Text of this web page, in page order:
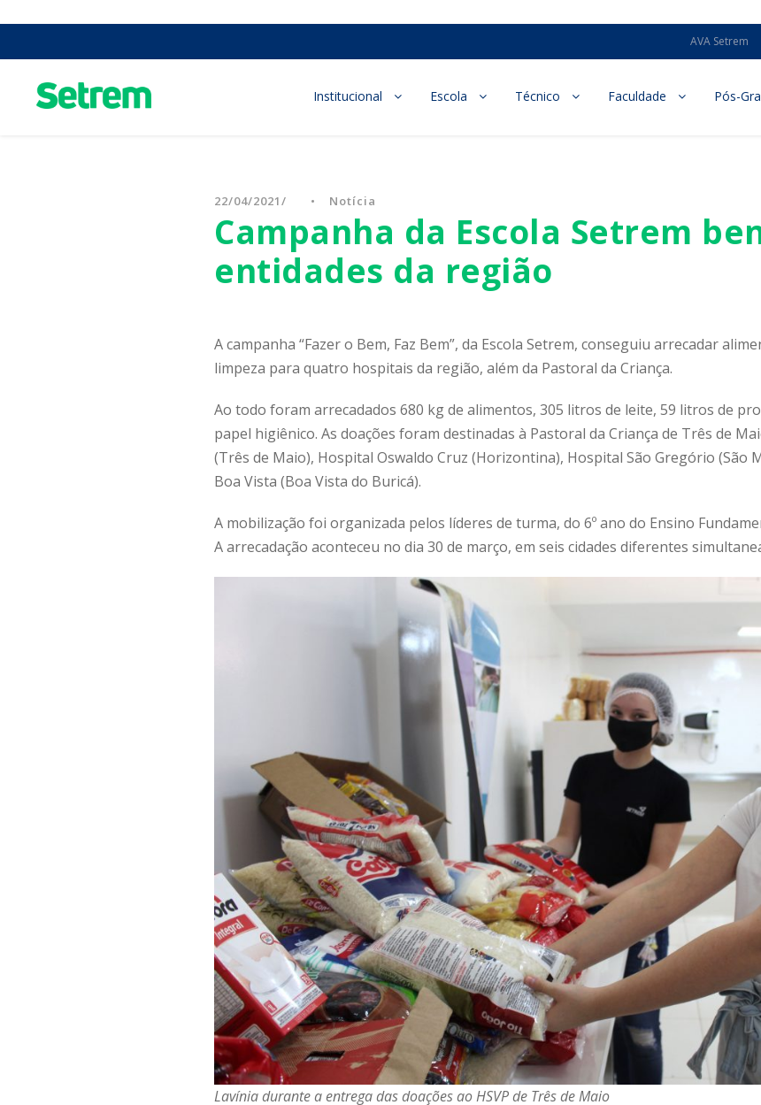
AVA Setrem
Institucional Escola Técnico Faculdade Pós-
22/04/2021 • Notícia
Campanha da Escola Setrem
entidades da região
A campanha “Fazer o Bem, Faz Bem”, da Escola Setrem, conseguiu arrecadar
limpeza para quatro hospitais da região, além da Pastoral da Criança.
Ao todo foram arrecadados 680 kg de alimentos, 305 litros de leite, 59 litros de
papel higiênico. As doações foram destinadas à Pastoral da Criança de Três de
(Três de Maio), Hospital Oswaldo Cruz (Horizontina), Hospital São Gregório (São
Boa Vista (Boa Vista do Buricá).
A mobilização foi organizada pelos líderes de turma, do 6º ano do Ensino
A arrecadação aconteceu no dia 30 de março, em seis cidades diferentes
Lavínia durante a entrega das doações ao HSVP de Três de Maio